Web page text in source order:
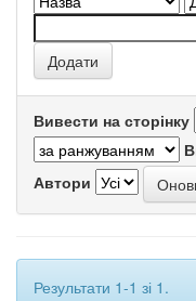
Вивести на сторінку
Автори
Результати 1-1 зі 1.